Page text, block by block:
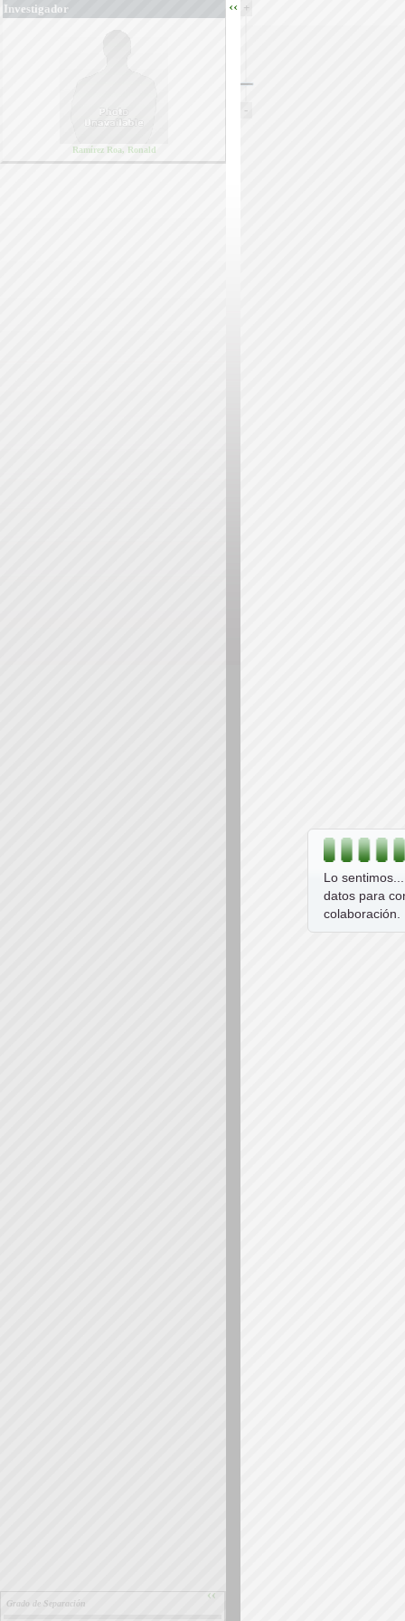
+
-
Investigador
Ramírez Roa, Ronald
Grado de Separación ››
Lo
datos para
colaboración.
‹‹